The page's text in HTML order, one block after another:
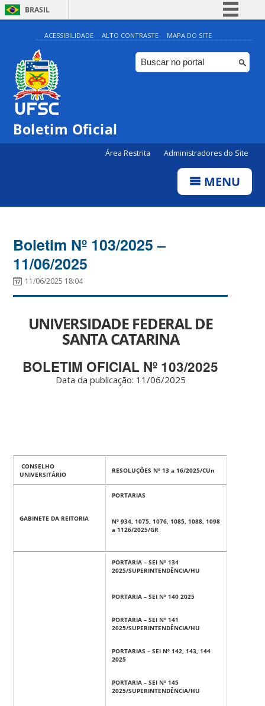
BRASIL
Simplifique!
Comunica BR
Participe
ACESSIBILIDADE ALTO CONTRASTE MAPA DO SITE
Boletim Oficial
Área Restrita Administradores do Site
MENU
Boletim Nº 103/2025 –
11/06/2025
11/06/2025 18:04
UNIVERSIDADE FEDERAL DE
SANTA CATARINA
BOLETIM OFICIAL Nº 103/2025
Data da publicação: 11 /06/2025
CONSELHO
UNIVERSITÁRIO
RESOLUÇÕES Nº 13 a 16/2025/CUn
GABINETE DA REITORIA
PORTARIAS
Nº 934, 1075, 1076, 1085, 1088, 1098
a 1126/2025/GR
PORTARIA – SEI Nº 134
2025/SUPERINTENDÊNCIA/HU
PORTARIA – SEI Nº 140 2025
PORTARIA – SEI Nº 141
2025/SUPERINTENDÊNCIA/HU
PORTARIAS – SEI Nº 142, 143, 144
2025
PORTARIA – SEI Nº 145
2025/SUPERINTENDÊNCIA/HU